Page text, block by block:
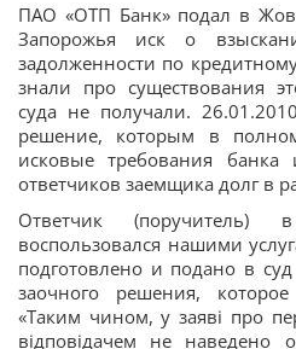
ПАО «ОТП Банк» подал в
Запорожья иск о
задолженности по
знали про существования
суда не получали.
решение, которым в
исковые требования
ответчиков заемщика долг в
Ответчик
воспользовался нашими
подготовлено и подано в
заочного решения,
«Таким чином, у заяві про
відповідачем не наведено